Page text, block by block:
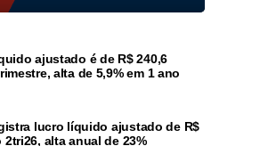
ajustado é de R$ 240,6
alta de 5,9% em 1 ano
lucro líquido ajustado de R$
alta anual de 23%